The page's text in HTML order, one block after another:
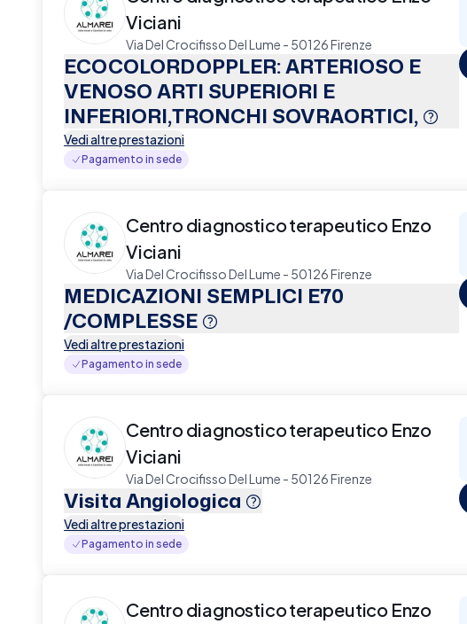
Viciani
Via Del Crocifisso Del Lume - 50126 Firenze
ECOCOLORDOPPLER: ARTERIOSO E
VENOSO ARTI SUPERIORI E
INFERIORI,TRONCHI SOVRAORTICI,
Vedi altre prestazioni
Pagamento in sede
Centro diagnostico terapeutico Enzo
Viciani
Via Del Crocifisso Del Lume - 50126 Firenze
MEDICAZIONI SEMPLICI E70
/COMPLESSE
Vedi altre prestazioni
Pagamento in sede
Centro diagnostico terapeutico Enzo
Viciani
Via Del Crocifisso Del Lume - 50126 Firenze
Visita Angiologica
Vedi altre prestazioni
Pagamento in sede
Centro diagnostico terapeutico Enzo